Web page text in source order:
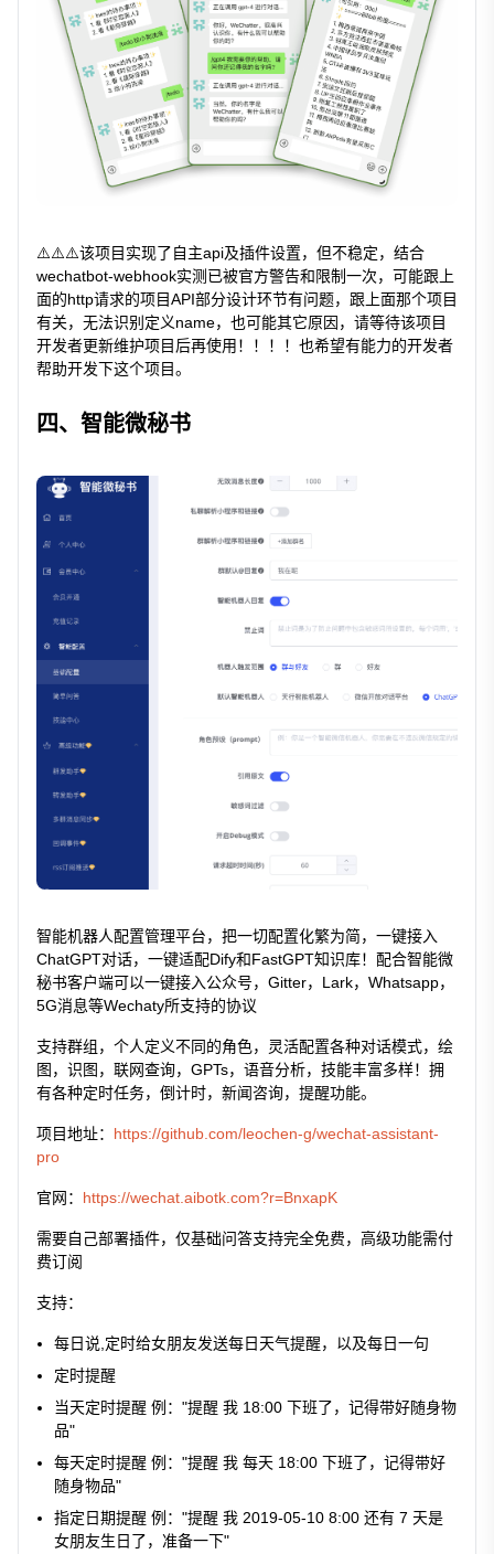
⚠️⚠️⚠️该项目实现了自主api及插件设置，但不稳定，结合
wechatbot-webhook实测已被官方警告和限制一次，可能跟上
面的http请求的项目API部分设计环节有问题，跟上面那个项目
有关，无法识别定义name，也可能其它原因，请等待该项目
开发者更新维护项目后再使用！！！！也希望有能力的开发者
帮助开发下这个项目。
四、智能微秘书
智能机器人配置管理平台，把一切配置化繁为简，一键接入
ChatGPT对话，一键适配Dify和FastGPT知识库！配合智能微
秘书客户端可以一键接入公众号，Gitter，Lark，Whatsapp，
5G消息等Wechaty所支持的协议
支持群组，个人定义不同的角色，灵活配置各种对话模式，绘
图，识图，联网查询，GPTs，语音分析，技能丰富多样！拥
有各种定时任务，倒计时，新闻咨询，提醒功能。
项目地址： https://github.com/leochen-g/wechat-assistant-
pro
官网： https://wechat.aibotk.com?r=BnxapK
需要自己部署插件，仅基础问答支持完全免费，高级功能需付
费订阅
支持：
每日说,定时给女朋友发送每日天气提醒，以及每日一句
定时提醒
当天定时提醒 例："提醒 我 18:00 下班了，记得带好随身物
品"
每天定时提醒 例："提醒 我 每天 18:00 下班了，记得带好
随身物品"
指定日期提醒 例："提醒 我 2019-05-10 8:00 还有 7 天是
女朋友生日了，准备一下"